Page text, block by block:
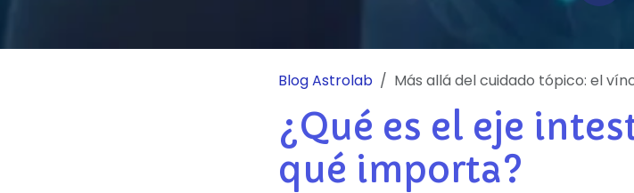
Blog Astrolab Más allá del cuidado tópico: el
¿Qué es el eje
qué importa?